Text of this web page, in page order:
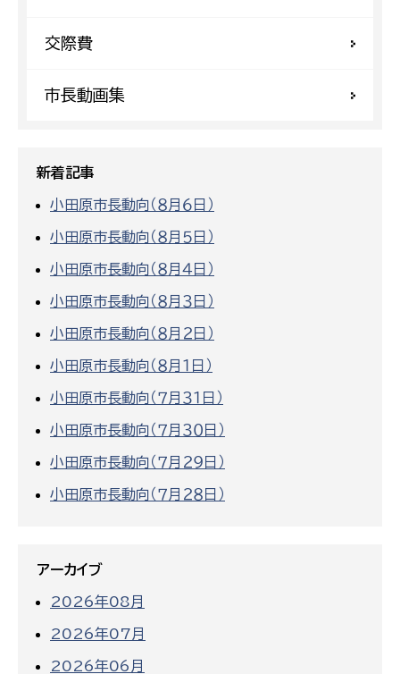
交際費
市長動画集
新着記事
小田原市長動向（８月６日）
小田原市長動向（８月５日）
小田原市長動向（８月４日）
小田原市長動向（８月３日）
小田原市長動向（８月２日）
小田原市長動向（８月１日）
小田原市長動向（７月３１日）
小田原市長動向（７月３０日）
小田原市長動向（７月２９日）
小田原市長動向（７月２８日）
アーカイブ
2026年08月
2026年07月
2026年06月